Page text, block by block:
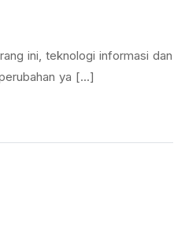
ini, teknologi informasi dan
ya [...]